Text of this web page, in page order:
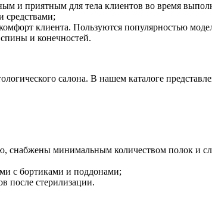
и приятным для тела клиентов во время
средствами;
клиента. Пользуются популярностью
и конечностей.
салона. В нашем каталоге
снабжены минимальным количеством полок и
с бортиками и поддонами;
после стерилизации.